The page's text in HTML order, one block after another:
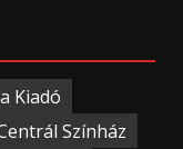
Kiadó
Színház